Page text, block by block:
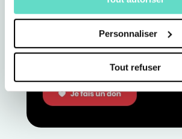
Personnaliser
Tout refuser